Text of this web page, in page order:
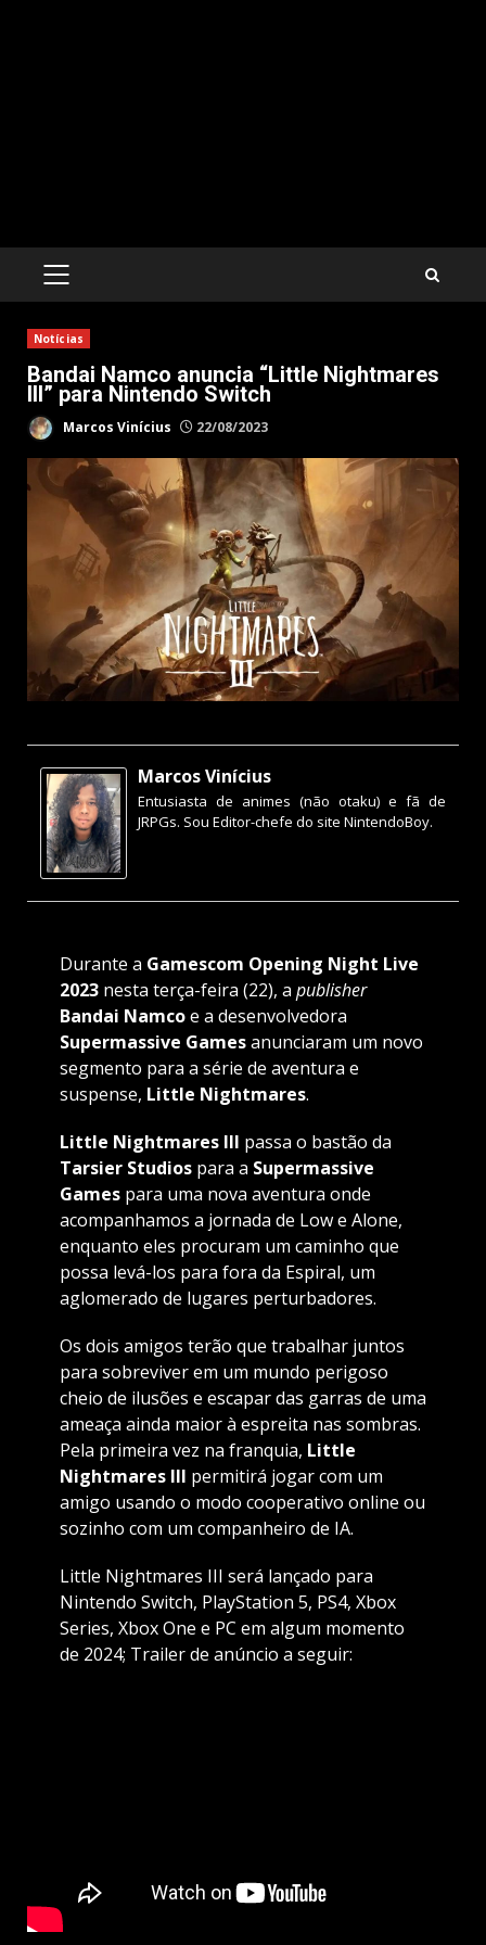
PRIMARY
Notícias
Bandai Namco anuncia “Little Nightmares
III” para Nintendo Switch
Marcos Vinícius 22/08/2023
Marcos Vinícius
Entusiasta de animes (não otaku) e fã de
JRPGs. Sou Editor-chefe do site NintendoBoy.
Durante a Gamescom Opening Night Live
2023nesta terça-feira (22), a publisher
Bandai Namcoe a desenvolvedora
Supermassive Gamesanunciaram um novo
segmento para a série de aventura e
suspense, Little Nightmares.
Little Nightmares III passa o bastão da
Tarsier Studiospara a Supermassive
Gamespara uma nova aventura onde
acompanhamos a jornada de Low e Alone,
enquanto eles procuram um caminho que
possa levá-los para fora da Espiral, um
aglomerado de lugares perturbadores.
Os dois amigos terão que trabalhar juntos
para sobreviver em um mundo perigoso
cheio de ilusões e escapar das garras de uma
ameaça ainda maior à espreita nas sombras.
Pela primeira vez na franquia, Little
Nightmares III permitirá jogar com um
amigo usando o modo cooperativo online ou
sozinho com um companheiro de IA.
Little Nightmares III será lançado para
Nintendo Switch, PlayStation 5, PS4, Xbox
Series, Xbox One e PC em algum momento
de 2024; Trailer de anúncio a seguir: